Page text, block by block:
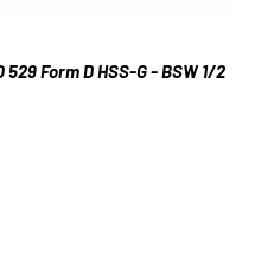
Form D HSS-G - BSW 1/2